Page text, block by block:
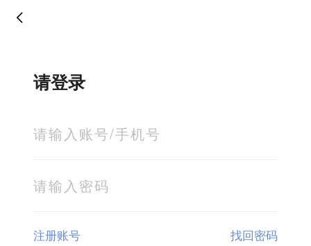
请登录
注册账号 找回密码